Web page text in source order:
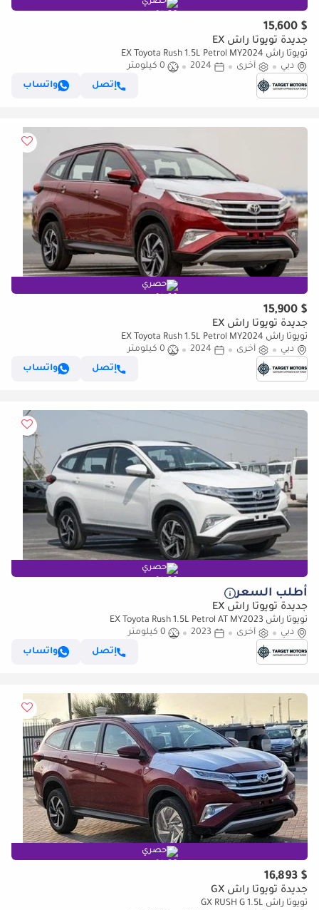
$ 15,600
جديدة تويوتا راش EX
تويوتا راش EX Toyota Rush 1.5L Petrol MY2024
دبي
أخرى 2024
0 كيلومتر
إتصل
واتساب
حصري
$ 15,900
جديدة تويوتا راش EX
تويوتا راش EX Toyota Rush 1.5L Petrol MY2024
دبي
أخرى 2024
0 كيلومتر
إتصل
واتساب
حصري
أطلب السعر
جديدة تويوتا راش EX
تويوتا راش EX Toyota Rush 1.5L Petrol AT MY2023
دبي
أخرى 2023
0 كيلومتر
إتصل
واتساب
حصري
$ 16,893
جديدة تويوتا راش GX
تويوتا راش GX RUSH G 1.5L